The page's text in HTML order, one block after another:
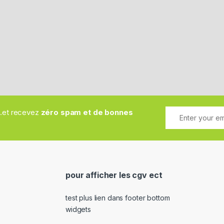
recevez zéro spam et de bonnes
pour afficher les cgv ect
test plus lien dans footer bottom
widgets